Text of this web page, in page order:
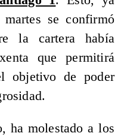
se confirmó
la cartera había
que permitirá
objetivo de poder
ha molestado a los